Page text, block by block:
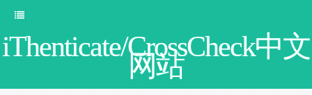
iThenticate/CrossCheck中文
网站